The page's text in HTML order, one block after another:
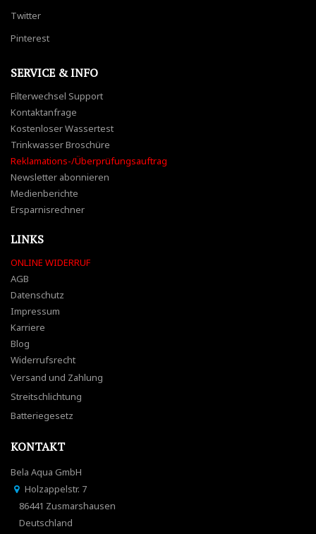
Twitter
Pinterest
SERVICE & INFO
Filterwechsel Support
Kontaktanfrage
Kostenloser Wassertest
Trinkwasser Broschüre
Reklamations-/Überprüfungsauftrag
Newsletter abonnieren
Medienberichte
Ersparnisrechner
LINKS
ONLINE WIDERRUF
AGB
Datenschutz
Impressum
Karriere
Blog
Widerrufsrecht
Versand und Zahlung
Streitschlichtung
Batteriegesetz
KONTAKT
Bela Aqua GmbH
Holzappelstr. 7
86441 Zusmarshausen
Deutschland